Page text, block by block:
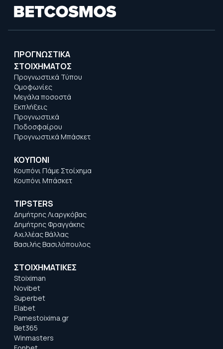
ΠΡΟΓΝΩΣΤΙΚΑ
ΣΤΟΙΧΗΜΑΤΟΣ
Προγνωστικά Τύπου
Ομοφωνίες
Μεγάλα ποσοστά
Εκπλήξεις
Προγνωστικά
Ποδοσφαίρου
Προγνωστικά Μπάσκετ
ΚΟΥΠΟΝΙ
Κουπόνι Πάμε Στοίχημα
Κουπόνι Μπάσκετ
TIPSTERS
Δημήτρης Λιαργκόβας
Δημήτρης Φραγγάκης
Αχιλλέας Βάλλας
Βασιλής Βασιλόπουλος
ΣΤΟΙΧΗΜΑΤΙΚΕΣ
Stoiximan
Novibet
Superbet
Elabet
Pamestoixima.gr
Bet365
Winmasters